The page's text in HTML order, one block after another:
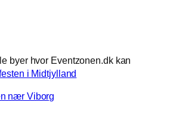
byer hvor Eventzonen.dk kan
i Midtjylland